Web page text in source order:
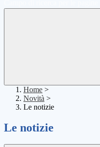
Home >
Novità >
Le notizie
Le notizie